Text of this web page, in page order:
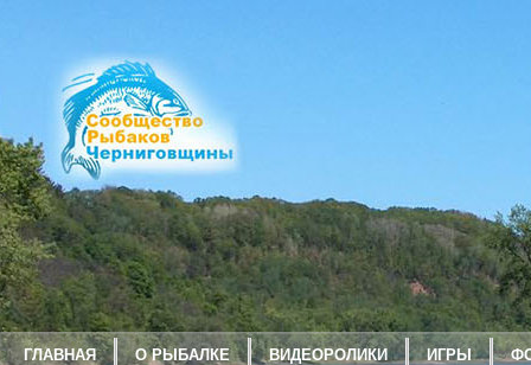
ГЛАВНАЯ О РЫБАЛКЕ ВИДЕОРОЛИКИ ИГРЫ